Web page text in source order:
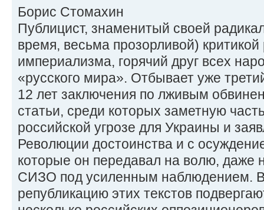
Борис Стомахин
Публицист, знаменитый своей
время, весьма прозорливой) критикой
империализма, горячий друг всех
«русского мира». Отбывает уже
12 лет заключения по лживым
статьи, среди которых заметную
российской угрозе для Украины и
Революции достоинства и с
которые он передавал на волю, даже
СИЗО под усиленным наблюдением.
републикацию этих текстов